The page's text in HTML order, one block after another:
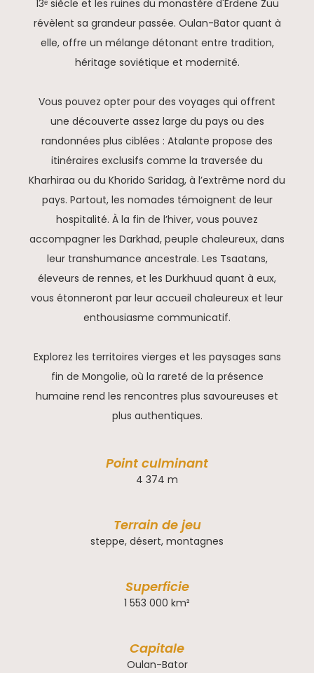
13ᵉ siècle et les ruines du monastère d'Erdene Zuu
révèlent sa grandeur passée. Oulan-Bator quant à
elle, offre un mélange détonant entre tradition,
héritage soviétique et modernité.
Vous pouvez opter pour des voyages qui offrent
une découverte assez large du pays ou des
randonnées plus ciblées : Atalante propose des
itinéraires exclusifs comme la traversée du
Kharhiraa ou du Khorido Saridag, à l’extrême nord du
pays. Partout, les nomades témoignent de leur
hospitalité. À la fin de l’hiver, vous pouvez
accompagner les Darkhad, peuple chaleureux, dans
leur transhumance ancestrale. Les Tsaatans,
éleveurs de rennes, et les Durkhuud quant à eux,
vous étonneront par leur accueil chaleureux et leur
enthousiasme communicatif.
Explorez les territoires vierges et les paysages sans
fin de Mongolie, où la rareté de la présence
humaine rend les rencontres plus savoureuses et
plus authentiques.
Point culminant
4 374 m
Terrain de jeu
steppe, désert, montagnes
Superficie
1 553 000 km²
Capitale
Oulan-Bator